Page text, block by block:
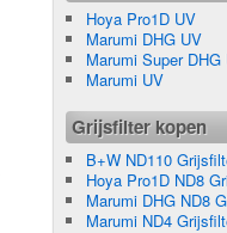
Hoya Pro1D UV
Marumi DHG UV
Marumi Super DHG
Marumi UV
Grijsfilter kopen
B+W ND110
Hoya Pro1D ND8
Marumi DHG ND8
Marumi ND4